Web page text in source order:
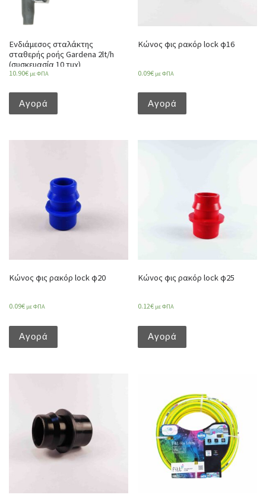
Ενδιάμεσος σταλάκτης
σταθερής ροής Gardena 2lt/h
(συσκευασία 10 τμχ)
10.90€ με ΦΠΑ
Αγορά
Κώνος φις ρακόρ lock φ16
0.09€ με ΦΠΑ
Αγορά
Κώνος φις ρακόρ lock φ20
0.09€ με ΦΠΑ
Αγορά
Κώνος φις ρακόρ lock φ25
0.12€ με ΦΠΑ
Αγορά